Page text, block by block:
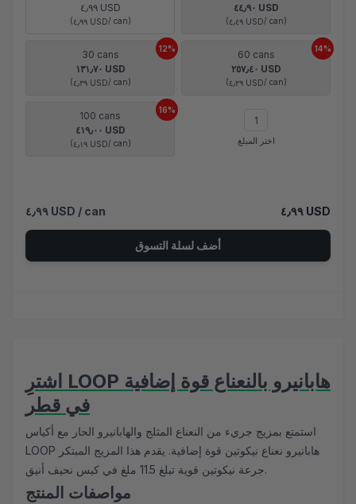
٤٫٩٩ USD / can ٤٫٩٩ USD
أضف لسلة التسوق
٤٫٩٩ USD
( ٤٫٩٩ USD/ can)
٤٤٫٩٠ USD
( ٤٫٤٩ USD/ can)
30 cans
١٣١٫٧٠ USD
( ٤٫٣٩ USD/ can)
12%
60 cans
٢٥٧٫٤٠ USD
( ٤٫٢٩ USD/ can)
14%
100 cans
٤١٩٫٠٠ USD
( ٤٫١٩ USD/ can)
16%
اختر المبلغ
اشترِ LOOP هابانيرو بالنعناع قوة إضافية
في قطر
استمتع بمزيج جريء من النعناع المثلج والهابانيرو الحار مع أكياس
LOOP هابانيرو نعناع نيكوتين قوة إضافية. يقدم هذا المزيج المبتكر
جرعة نيكوتين قوية تبلغ 11.5 ملغ في كيس نحيف أنيق.
مواصفات المنتج